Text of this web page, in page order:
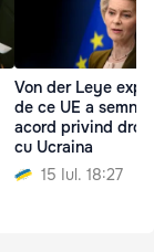
Von der Leye
de ce UE a
acord privind
cu Ucraina
15 Iul. 18:27